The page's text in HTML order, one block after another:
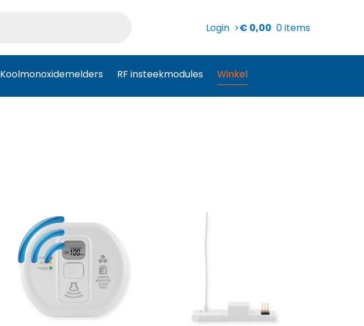
Login >€ 0,00 0 items
Koolmonoxidemelders RF insteekmodules Winkel